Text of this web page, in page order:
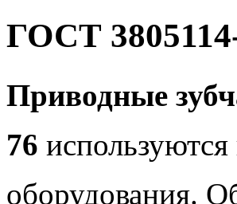
ГОСТ
Приводные
76
оборудования.